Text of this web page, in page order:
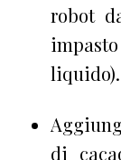
robot
liquido).
di